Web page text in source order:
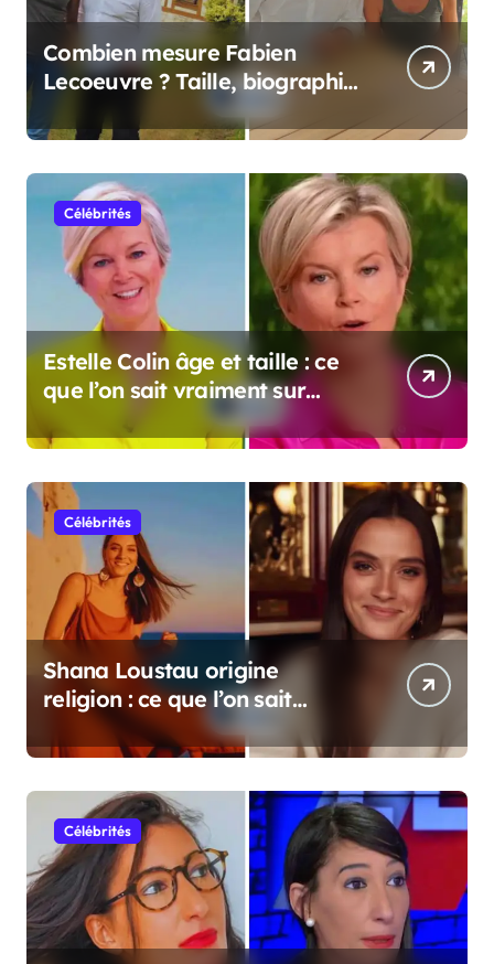
Combien mesure Fabien
Lecoeuvre ? Taille, biographie
et informations complètes
Célébrités
Estelle Colin âge et taille : ce
que l’on sait vraiment sur
cette personnalité
Célébrités
Shana Loustau origine
religion : ce que l’on sait
vraiment
Célébrités